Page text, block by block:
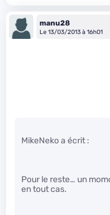
manu28
Le 13/03/2013 à 16h01
MikeNeko a écrit :
Pour le reste… un
en tout cas.